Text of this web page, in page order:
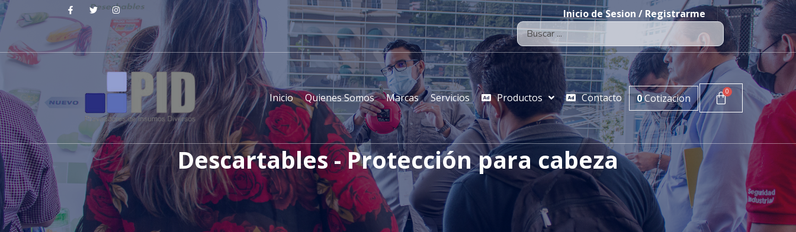
Inicio de Sesion / Registrarme
Inicio Quienes Somos Marcas Servicios Productos Contacto 0Cotizacion
Descartables - Protección para cabeza